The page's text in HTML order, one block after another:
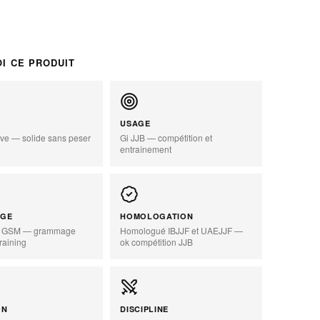
CE PRODUIT
— solide sans peser
USAGE
Gi JJB — compétition et
entraînement
GSM — grammage
HOMOLOGATION
Homologué IBJJF et UAEJJF —
ok compétition JJB
DISCIPLINE